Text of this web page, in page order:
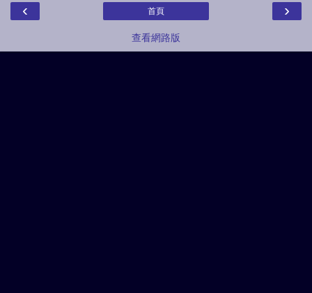
‹ ›
首頁
查看網路版